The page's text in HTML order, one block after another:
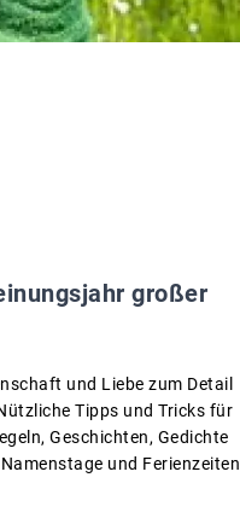
großer
und Liebe zum Detail
Tipps und Tricks für
Geschichten, Gedichte
und Ferienzeiten